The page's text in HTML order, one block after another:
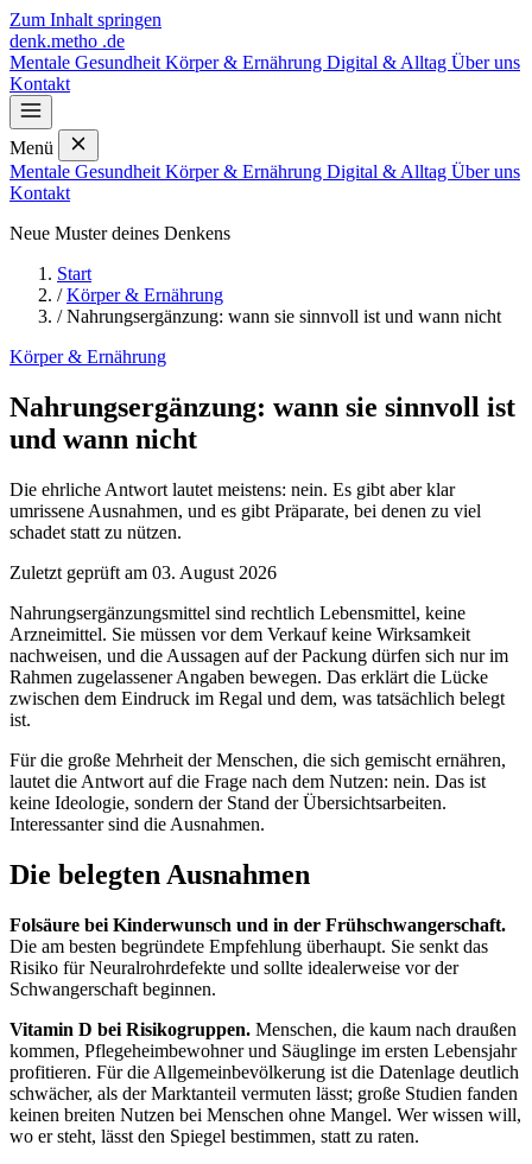
Zum Inhalt springen
denk.metho .de
Mentale Gesundheit Körper & Ernährung Digital & Alltag Über uns
Kontakt
Menü
Mentale Gesundheit Körper & Ernährung Digital & Alltag Über uns
Kontakt
Neue Muster deines Denkens
Start
/ Körper & Ernährung
/ Nahrungsergänzung: wann sie sinnvoll ist und wann nicht
Körper & Ernährung
Nahrungsergänzung: wann sie sinnvoll ist
und wann nicht
Die ehrliche Antwort lautet meistens: nein. Es gibt aber klar
umrissene Ausnahmen, und es gibt Präparate, bei denen zu viel
schadet statt zu nützen.
Zuletzt geprüft am 03. August 2026
Nahrungsergänzungsmittel sind rechtlich Lebensmittel, keine
Arzneimittel. Sie müssen vor dem Verkauf keine Wirksamkeit
nachweisen, und die Aussagen auf der Packung dürfen sich nur im
Rahmen zugelassener Angaben bewegen. Das erklärt die Lücke
zwischen dem Eindruck im Regal und dem, was tatsächlich belegt
ist.
Für die große Mehrheit der Menschen, die sich gemischt ernähren,
lautet die Antwort auf die Frage nach dem Nutzen: nein. Das ist
keine Ideologie, sondern der Stand der Übersichtsarbeiten.
Interessanter sind die Ausnahmen.
Die belegten Ausnahmen
Folsäure bei Kinderwunsch und in der Frühschwangerschaft.
Die am besten begründete Empfehlung überhaupt. Sie senkt das
Risiko für Neuralrohrdefekte und sollte idealerweise vor der
Schwangerschaft beginnen.
Vitamin D bei Risikogruppen. Menschen, die kaum nach draußen
kommen, Pflegeheimbewohner und Säuglinge im ersten Lebensjahr
profitieren. Für die Allgemeinbevölkerung ist die Datenlage deutlich
schwächer, als der Marktanteil vermuten lässt; große Studien fanden
keinen breiten Nutzen bei Menschen ohne Mangel. Wer wissen will,
wo er steht, lässt den Spiegel bestimmen, statt zu raten.